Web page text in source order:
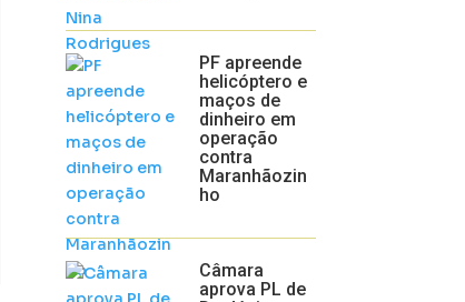
PF apreende
helicóptero e
maços de
dinheiro em
operação
contra
Maranhãozin
ho
Câmara
aprova PL de